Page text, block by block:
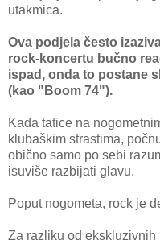
utakmica.
Ova podjela često
rock-koncertu bučno
ispad, onda to postane
(kao "Boom 74").
Kada tatice na
klubaškim strastima,
obično samo po sebi
isuviše razbijati glavu.
Poput nogometa, rock je
Za razliku od